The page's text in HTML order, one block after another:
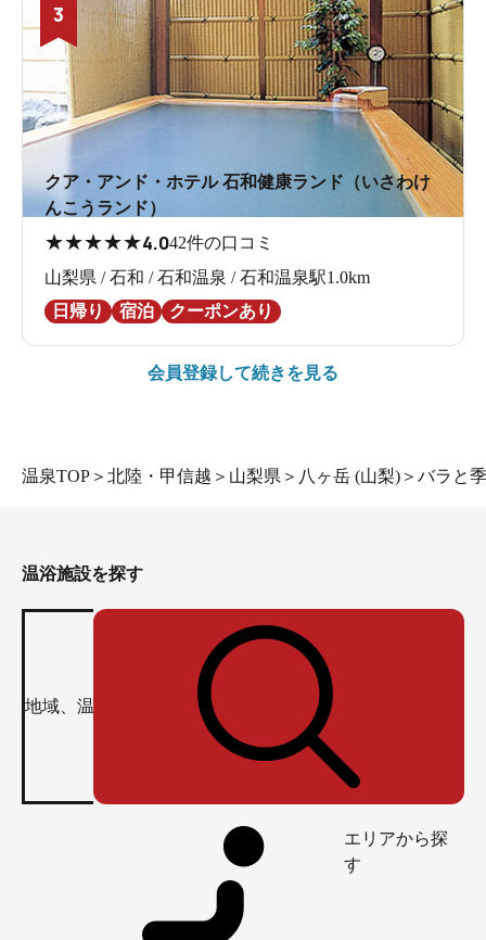
3
クア・アンド・ホテル 石和健康ランド（いさわけ
んこうランド）
★★★★★4.042件の口コミ
山梨県 / 石和 / 石和温泉 / 石和温泉駅1.0km
日帰り
宿泊 クーポンあり
会員登録して続きを見る
温泉TOP ＞ 北陸・甲信越 ＞ 山梨県 ＞ 八ヶ岳 (山梨) ＞ バラと
温浴施設を探す
エリアから探
す